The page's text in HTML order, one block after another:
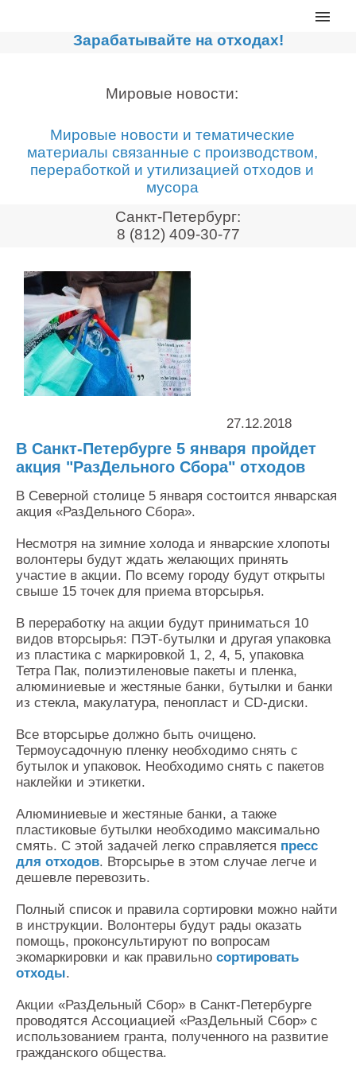
Главная
Сортировочные линии
Дробильное оборудование
Компакторы, контейнеры
Реализованные проекты
Видео
Новости компании
Мировые новости
О нас
Контакты
Оставить заявку
Зарабатывайте на отходах!
Мировые новости:
Мировые новости и тематические
материалы связанные с производством,
переработкой и утилизацией отходов и
мусора
Санкт-Петербург:
8 (812) 409-30-77
27.12.2018
В Санкт-Петербурге 5 января пройдет
акция "РазДельного Сбора" отходов
В Северной столице 5 января состоится январская
акция «РазДельного Сбора».
Несмотря на зимние холода и январские хлопоты
волонтеры будут ждать желающих принять
участие в акции. По всему городу будут открыты
свыше 15 точек для приема вторсырья.
В переработку на акции будут приниматься 10
видов вторсырья: ПЭТ-бутылки и другая упаковка
из пластика с маркировкой 1, 2, 4, 5, упаковка
Тетра Пак, полиэтиленовые пакеты и пленка,
алюминиевые и жестяные банки, бутылки и банки
из стекла, макулатура, пенопласт и CD-диски.
Все вторсырье должно быть очищено.
Термоусадочную пленку необходимо снять с
бутылок и упаковок. Необходимо снять с пакетов
наклейки и этикетки.
Алюминиевые и жестяные банки, а также
пластиковые бутылки необходимо максимально
смять. С этой задачей легко справляется пресс
для отходов. Вторсырье в этом случае легче и
дешевле перевозить.
Полный список и правила сортировки можно найти
в инструкции. Волонтеры будут рады оказать
помощь, проконсультируют по вопросам
экомаркировки и как правильно сортировать
отходы.
Акции «РазДельный Сбор» в Санкт-Петербурге
проводятся Ассоциацией «РазДельный Сбор» с
использованием гранта, полученного на развитие
гражданского общества.